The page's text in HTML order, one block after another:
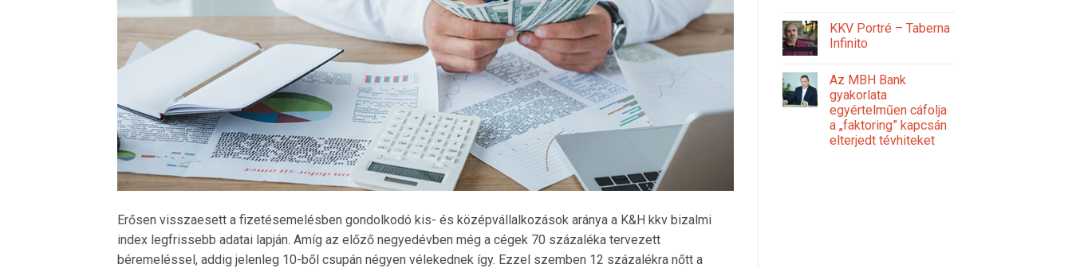
Erősen visszaesett a fizetésemelésben gondolkodó kis- és középvállalkozások aránya a K&H kkv bizalmi
index legfrissebb adatai lapján. Amíg az előző negyedévben még a cégek 70 százaléka tervezett
béremeléssel, addig jelenleg 10-ből csupán négyen vélekednek így. Ezzel szemben 12 százalékra nőtt a
KKV Portré – Taberna
Infinito
Az MBH Bank
gyakorlata
egyértelműen cáfolja
a „faktoring” kapcsán
elterjedt tévhiteket